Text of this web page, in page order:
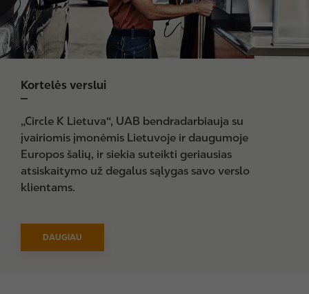
Kortelės verslui
„Circle K Lietuva“, UAB bendradarbiauja su
įvairiomis įmonėmis Lietuvoje ir daugumoje
Europos šalių, ir siekia suteikti geriausias
atsiskaitymo už degalus sąlygas savo verslo
klientams.
DAUGIAU